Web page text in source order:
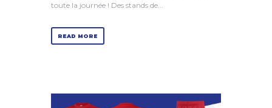
toute la journée ! Des stands de...
READ MORE